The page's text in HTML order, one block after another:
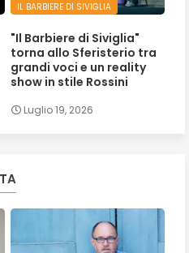
IL BARBIERE DI SIVIGLIA
"Il Barbiere di Siviglia"
torna allo Sferisterio tra
grandi voci e un reality
show in stile Rossini
Luglio 19, 2026